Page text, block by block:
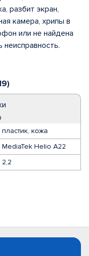
пластик, кожа
MediaTek Helio A22
2,2
разбит экран,
камера, хрипы в
или не найдена
неисправность.